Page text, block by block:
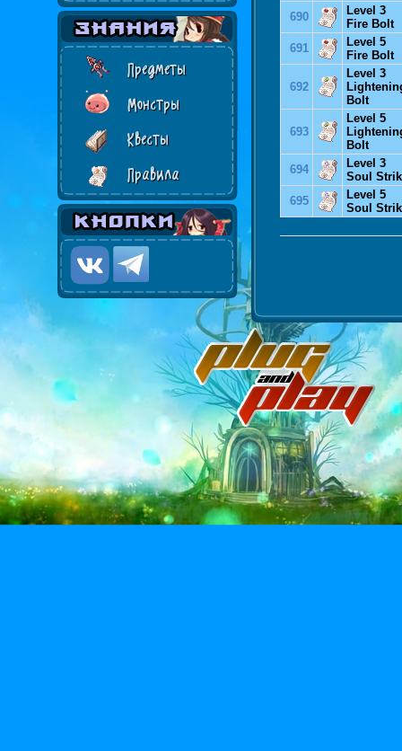
Предметы
Монстры
Квесты
Правила
690
Level 3
Fire Bolt
691
Level 5
Fire Bolt
692
Level 3
Bolt
693
Level 5
Bolt
694
Level 3
Soul
695
Level 5
Soul